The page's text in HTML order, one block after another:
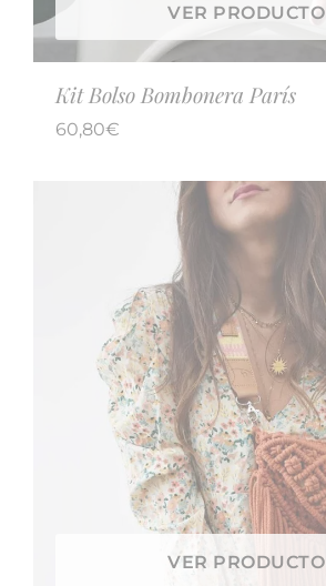
VER PRODUCTO
Kit Bolso Bombonera París
60,80€
VER PRODUCTO